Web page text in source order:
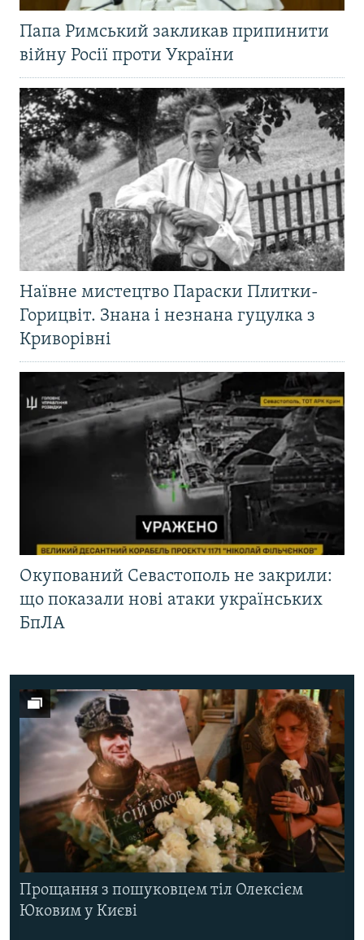
Папа Римський закликав припинити
війну Росії проти України
Наївне мистецтво Параски Плитки-
Горицвіт. Знана і незнана гуцулка з
Криворівні
Окупований Севастополь не закрили:
що показали нові атаки українських
БпЛА
Прощання з пошуковцем тіл Олексієм
Юковим у Києві